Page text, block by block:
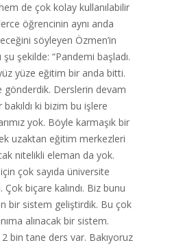
de çok kolay kullanılabilir
öğrencinin aynı anda
söyleyen Özmen’in
şu şekilde: “Pandemi başladı.
yüze eğitim bir anda bitti.
gönderdik. Derslerin devam
ki bizim bu işlere
yok. Böyle karmaşık bir
uzaktan eğitim merkezleri
nitelikli eleman da yok.
çok sayıda üniversite
biçare kalındı. Biz bunu
bir sistem geliştirdik. Bu çok
alınacak bir sistem.
bin tane ders var. Bakıyoruz